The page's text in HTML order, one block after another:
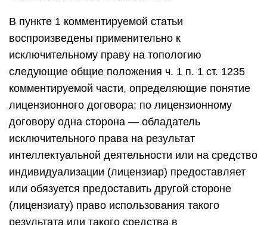
В пункте 1 комментируемой статьи
воспроизведены применительно к
исключительному праву на топологию
следующие общие положения ч. 1 п. 1 ст. 1235
комментируемой части, определяющие понятие
лицензионного договора: по лицензионному
договору одна сторона — обладатель
исключительного права на результат
интеллектуальной деятельности или на средство
индивидуализации (лицензиар) предоставляет
или обязуется предоставить другой стороне
(лицензиату) право использования такого
результата или такого средства в